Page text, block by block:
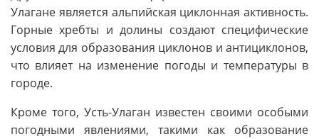
Улагане является альпийская циклонная активность.
Горные хребты и долины создают специфические
условия для образования циклонов и антициклонов,
что влияет на изменение погоды и температуры в
городе.
Кроме того, Усть-Улаган известен своими особыми
погодными явлениями, такими как образование